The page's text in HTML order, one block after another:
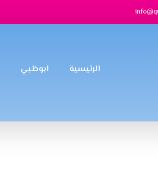
الرئيسية ابوظبي